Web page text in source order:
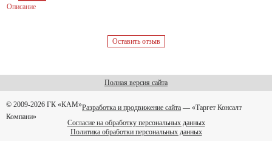
Описание
Оставить отзыв
Полная версия сайта
© 2009-2026 ГК «КАМ»Разработка и продвижение сайта — «Таргет Консалт
Компани»
Согласие на обработку персональных данных
Политика обработки персональных данных